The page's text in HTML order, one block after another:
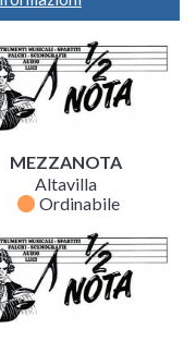
MEZZANOTA
Altavilla
fiber_manual_record Ordinabile